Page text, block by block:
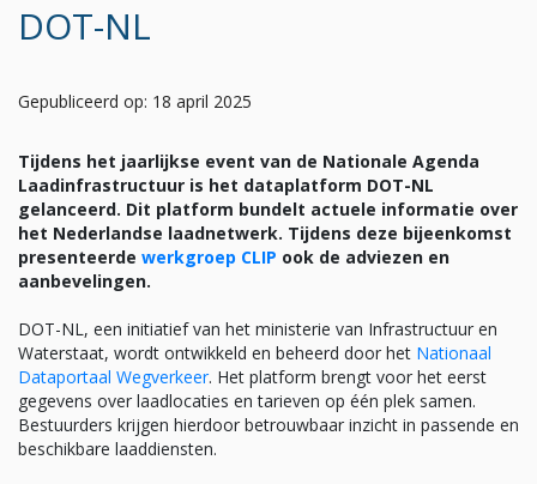
DOT-NL
Gepubliceerd op: 18 april 2025
Tijdens het jaarlijkse event van de Nationale Agenda
Laadinfrastructuur is het dataplatform DOT-NL
gelanceerd. Dit platform bundelt actuele informatie over
het Nederlandse laadnetwerk. Tijdens deze bijeenkomst
presenteerde werkgroep CLIP ook de adviezen en
aanbevelingen.
DOT-NL, een initiatief van het ministerie van Infrastructuur en
Waterstaat, wordt ontwikkeld en beheerd door het Nationaal
Dataportaal Wegverkeer. Het platform brengt voor het eerst
gegevens over laadlocaties en tarieven op één plek samen.
Bestuurders krijgen hierdoor betrouwbaar inzicht in passende en
beschikbare laaddiensten.